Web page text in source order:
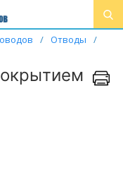
/ Отводы
/